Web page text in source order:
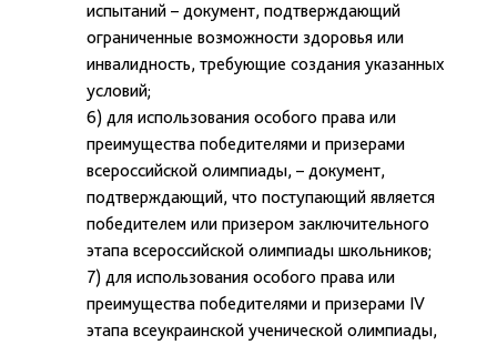
испытаний – документ, подтверждающий
ограниченные возможности здоровья или
инвалидность, требующие создания указанных
условий;
6) для использования особого права или
преимущества победителями и призерами
всероссийской олимпиады, – документ,
подтверждающий, что поступающий является
победителем или призером заключительного
этапа всероссийской олимпиады школьников;
7) для использования особого права или
преимущества победителями и призерами IV
этапа всеукраинской ученической олимпиады,